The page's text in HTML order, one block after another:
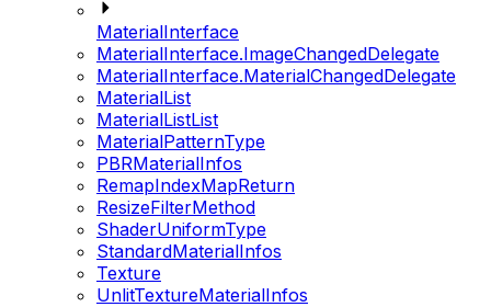
MaterialInterface
MaterialInterface.ImageChangedDelegate
MaterialInterface.MaterialChangedDelegate
MaterialList
MaterialListList
MaterialPatternType
PBRMaterialInfos
RemapIndexMapReturn
ResizeFilterMethod
ShaderUniformType
StandardMaterialInfos
Texture
UnlitTextureMaterialInfos